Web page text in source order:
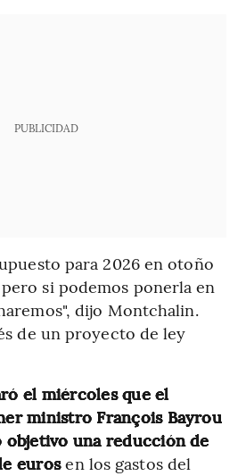
PUBLICIDAD
para 2026 en otoño
si podemos ponerla en
dijo Montchalin.
de un proyecto de ley
el miércoles que el
ministro François Bayrou
objetivo una reducción de
eurosen los gastos del